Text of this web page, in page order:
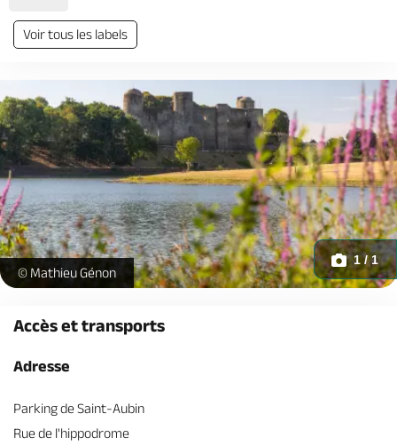
Voir tous les labels
Chateau_de_Pouance-(c)Mathieu_GENON-AnjouTourisme -
© Mathieu Génon
1 / 1
Accès et transports
Adresse
Parking de Saint-Aubin
Rue de l'hippodrome